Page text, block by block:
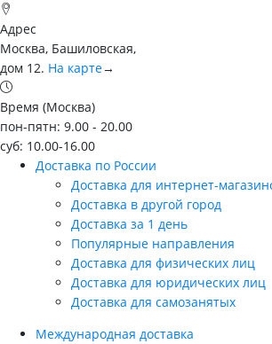
Адрес
Москва, Башиловская,
дом 12. На карте→
Время (Москва)
пон-пятн: 9.00 - 20.00
суб: 10.00-16.00
Доставка по России
Доставка для интернет-
Доставка в другой город
Доставка за 1 день
Популярные направления
Доставка для физических лиц
Доставка для юридических лиц
Доставка для самозанятых
Международная доставка